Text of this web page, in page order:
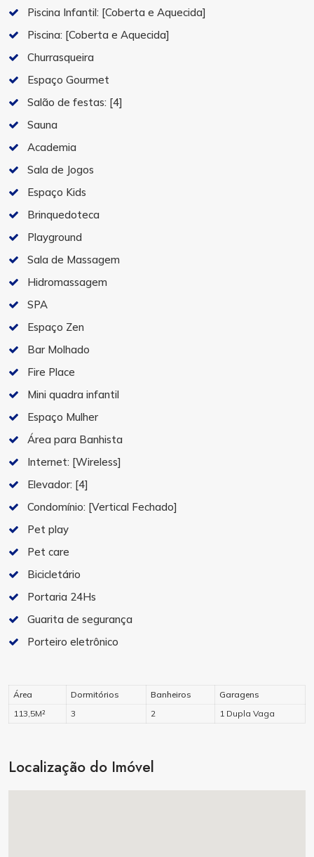
Piscina Infantil: [Coberta e Aquecida]
Piscina: [Coberta e Aquecida]
Churrasqueira
Espaço Gourmet
Salão de festas: [4]
Sauna
Academia
Sala de Jogos
Espaço Kids
Brinquedoteca
Playground
Sala de Massagem
Hidromassagem
SPA
Espaço Zen
Bar Molhado
Fire Place
Mini quadra infantil
Espaço Mulher
Área para Banhista
Internet: [Wireless]
Elevador: [4]
Condomínio: [Vertical Fechado]
Pet play
Pet care
Bicicletário
Portaria 24Hs
Guarita de segurança
Porteiro eletrônico
Área Dormitórios Banheiros
Garagens
113,5M²
3 2 1 Dupla Vaga
Localização do Imóvel